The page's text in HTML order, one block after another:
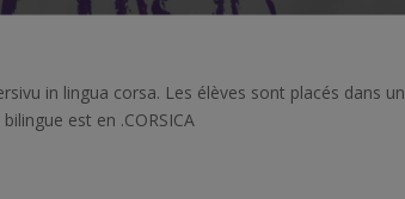
in lingua corsa. Les élèves sont placés dans un
est en .CORSICA